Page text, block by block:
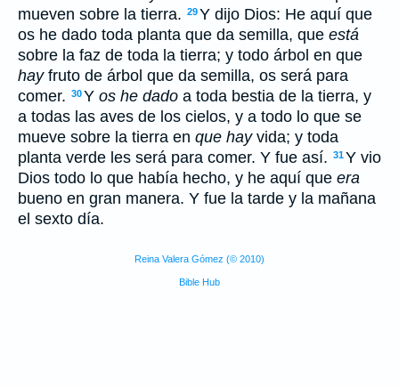
mueven sobre la tierra. 29Y dijo Dios: He aquí que
os he dado toda planta que da semilla, que está
sobre la faz de toda la tierra; y todo árbol en que
hayfruto de árbol que da semilla, os será para
comer. 30Y os he dado a toda bestia de la tierra, y
a todas las aves de los cielos, y a todo lo que se
mueve sobre la tierra en que hayvida; y toda
planta verde les será para comer. Y fue así. 31Y vio
Dios todo lo que había hecho, y he aquí que era
bueno en gran manera. Y fue la tarde y la mañana
el sexto día.
Reina Valera Gómez (© 2010)
Bible Hub